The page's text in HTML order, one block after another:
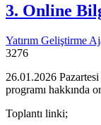
3. Online
Yatırım Geliştirme
3276
26.01.2026
programı hakkında
Toplantı linki;